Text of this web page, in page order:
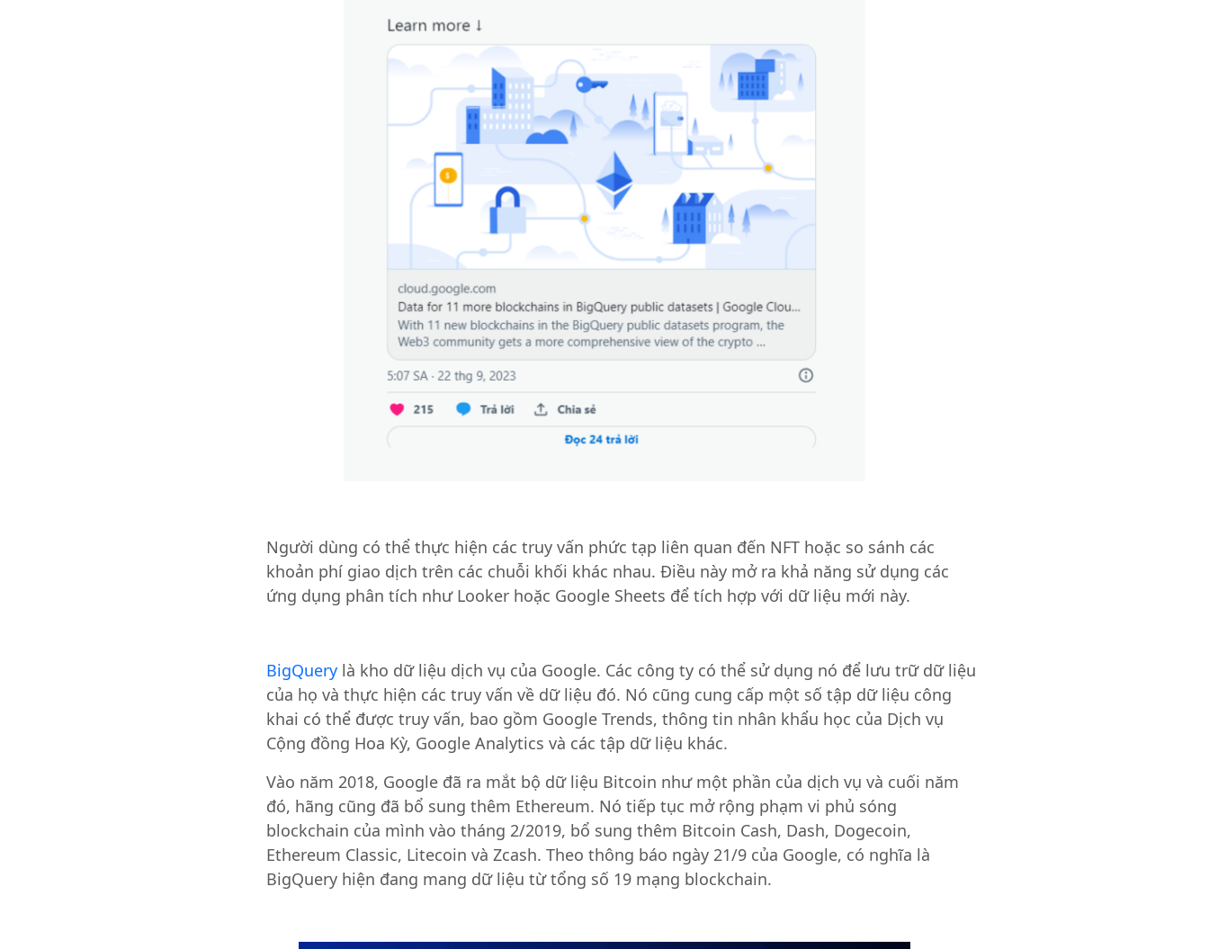
Người dùng có thể thực hiện các truy vấn phức tạp liên quan đến NFT hoặc so sánh các
khoản phí giao dịch trên các chuỗi khối khác nhau. Điều này mở ra khả năng sử dụng các
ứng dụng phân tích như Looker hoặc Google Sheets để tích hợp với dữ liệu mới này.
BigQuery là kho dữ liệu dịch vụ của Google. Các công ty có thể sử dụng nó để lưu trữ dữ liệu
của họ và thực hiện các truy vấn về dữ liệu đó. Nó cũng cung cấp một số tập dữ liệu công
khai có thể được truy vấn, bao gồm Google Trends, thông tin nhân khẩu học của Dịch vụ
Cộng đồng Hoa Kỳ, Google Analytics và các tập dữ liệu khác.
Vào năm 2018, Google đã ra mắt bộ dữ liệu Bitcoin như một phần của dịch vụ và cuối năm
đó, hãng cũng đã bổ sung thêm Ethereum. Nó tiếp tục mở rộng phạm vi phủ sóng
blockchain của mình vào tháng 2/2019, bổ sung thêm Bitcoin Cash, Dash, Dogecoin,
Ethereum Classic, Litecoin và Zcash. Theo thông báo ngày 21/9 của Google, có nghĩa là
BigQuery hiện đang mang dữ liệu từ tổng số 19 mạng blockchain.